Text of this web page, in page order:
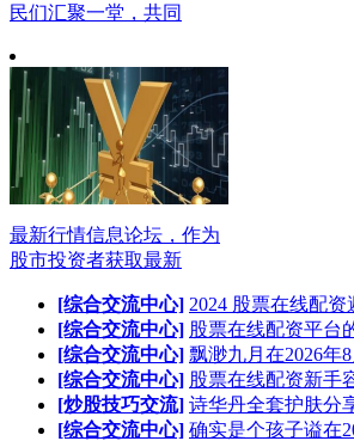
民们汇聚一堂，共同
最新行情信息论坛，作为
股市投资者获取最新
[综合交流中心] 2024 股票在线配
[综合交流中心] 股票在线配资平台
[综合交流中心] 飘渺九月在2026年
[综合交流中心] 股票在线配资新手
[炒股技巧交流] 诗华丹全套护肤分
[综合交流中心] 确实是个孩子谥在